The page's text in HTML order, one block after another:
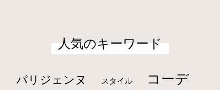
人気のキーワード
パリジェンヌ スタイル コーデ